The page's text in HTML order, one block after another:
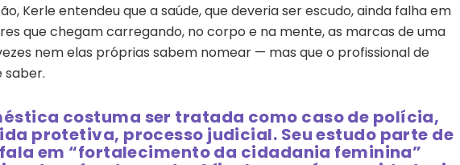
Kerle entendeu que a saúde, que deveria ser escudo, ainda falha em
que chegam carregando, no corpo e na mente, as marcas de uma
nem elas próprias sabem nomear — mas que o profissional de
saber.
costuma ser tratada como caso de polícia,
protetiva, processo judicial. Seu estudo parte de
em “fortalecimento da cidadania feminina”